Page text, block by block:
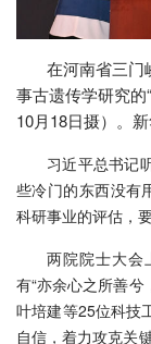
在河南省三门
事古遗传学研究的
10月18日摄）。
习近平总书记
些冷门的东西没有
科研事业的评估，
两院院士大会
有“亦余心之所善兮
叶培建等25位科技
自信，着力攻克关